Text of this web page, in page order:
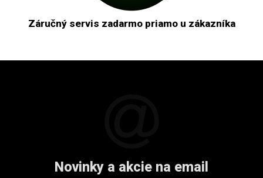
Záručný servis zadarmo priamo u zákazníka
Novinky a akcie na email